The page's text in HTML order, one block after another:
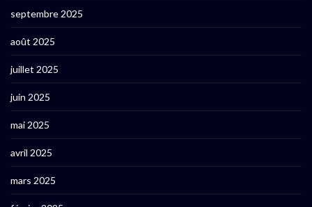
septembre 2025
août 2025
juillet 2025
juin 2025
mai 2025
avril 2025
mars 2025